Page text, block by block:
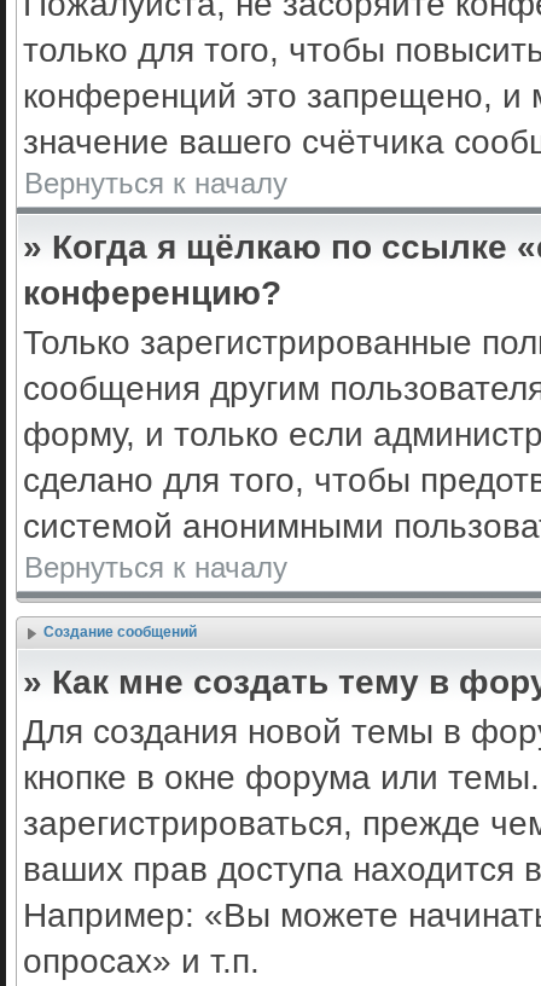
только для того, чтобы
конференций это запрещено, и
значение вашего счётчика
Вернуться к началу
» Когда я щёлкаю по ссылке
конференцию?
Только зарегистрированные
сообщения другим
форму, и только если
сделано для того, чтобы
системой анонимными
Вернуться к началу
Создание сообщений
» Как мне создать тему в
Для создания новой темы в
кнопке в окне форума или
зарегистрироваться, прежде
ваших прав доступа
Например: «Вы можете
опросах» и т.п.